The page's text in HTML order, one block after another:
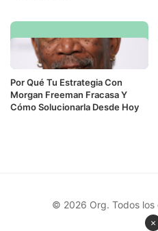
Por Qué Tu Estrategia Con
Morgan Freeman Fracasa Y
Cómo Solucionarla Desde Hoy
×
© 2026 Org. Todos los